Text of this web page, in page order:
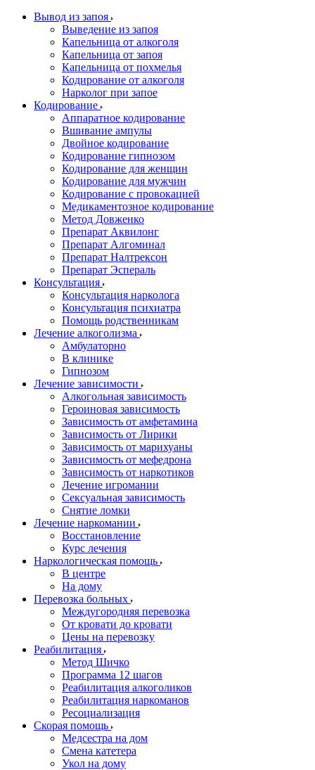
Вывод из запоя
Выведение из запоя
Капельница от алкоголя
Капельница от запоя
Капельница от похмелья
Кодирование от алкоголя
Нарколог при запое
Кодирование
Аппаратное кодирование
Вшивание ампулы
Двойное кодирование
Кодирование гипнозом
Кодирование для женщин
Кодирование для мужчин
Кодирование с провокацией
Медикаментозное кодирование
Метод Довженко
Препарат Аквилонг
Препарат Алгоминал
Препарат Налтрексон
Препарат Эспераль
Консультация
Консультация нарколога
Консультация психиатра
Помощь родственникам
Лечение алкоголизма
Амбулаторно
В клинике
Гипнозом
Лечение зависимости
Алкогольная зависимость
Героиновая зависимость
Зависимость от амфетамина
Зависимость от Лирики
Зависимость от марихуаны
Зависимость от мефедрона
Зависимость от наркотиков
Лечение игромании
Сексуальная зависимость
Снятие ломки
Лечение наркомании
Восстановление
Курс лечения
Наркологическая помощь
В центре
На дому
Перевозка больных
Междугородняя перевозка
От кровати до кровати
Цены на перевозку
Реабилитация
Метод Шичко
Программа 12 шагов
Реабилитация алкоголиков
Реабилитация наркоманов
Ресоциализация
Скорая помощь
Медсестра на дом
Смена катетера
Укол на дому